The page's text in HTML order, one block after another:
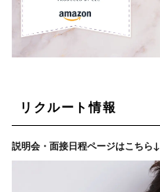
リクルート情報
説明会・面接日程ページはこちら↓